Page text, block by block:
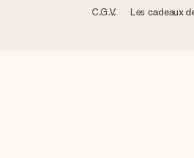
C.G.V.
Les cadeaux